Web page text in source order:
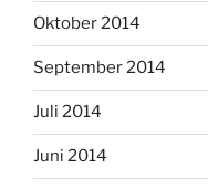
Oktober 2014
September 2014
Juli 2014
Juni 2014